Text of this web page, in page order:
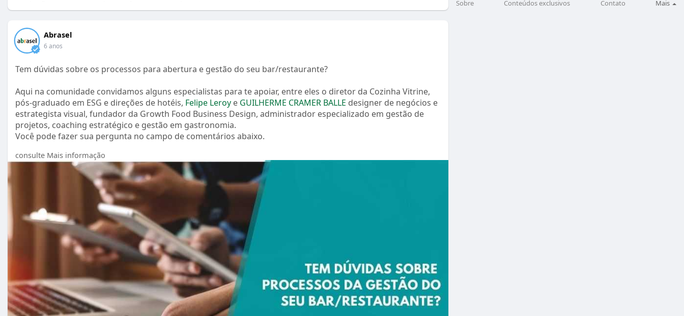
Abrasel
6 anos
Tem dúvidas sobre os processos para abertura e gestão do seu bar/restaurante?
Aqui na comunidade convidamos alguns especialistas para te apoiar, entre eles o diretor da Cozinha Vitrine,
pós-graduado em ESG e direções de hotéis, Felipe Leroy e GUILHERME CRAMER BALLE designer de negócios e
estrategista visual, fundador da Growth Food Business Design, administrador especializado em gestão de
projetos, coaching estratégico e gestão em gastronomia.
Você pode fazer sua pergunta no campo de comentários abaixo.
#pergunteaoespecialista
#segurancadosalimentos
consulte Mais informação
Sobre Conteúdos exclusivos Contato Mais